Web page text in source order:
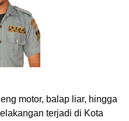
motor, balap liar, hingga
terjadi di Kota